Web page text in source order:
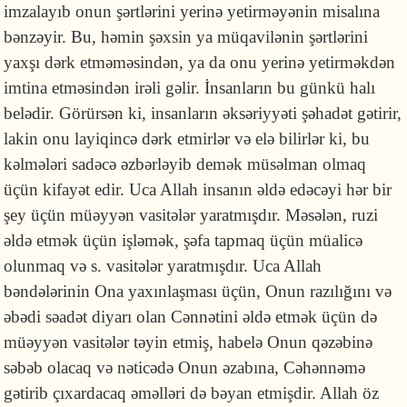
imzalayıb onun şərtlərini yerinə yetirməyənin misalına
bənzəyir. Bu, həmin şəxsin ya müqavilənin şərtlərini
yaxşı dərk etməməsindən, ya da onu yerinə yetirməkdən
imtina etməsindən irəli gəlir. İnsanların bu günkü halı
belədir. Görürsən ki, insanların əksəriyyəti şəhadət gətirir,
lakin onu layiqincə dərk etmirlər və elə bilirlər ki, bu
kəlmələri sadəcə əzbərləyib demək müsəlman olmaq
üçün kifayət edir. Uca Allah insanın əldə edəcəyi hər bir
şey üçün müəyyən vasitələr yaratmışdır. Məsələn, ruzi
əldə etmək üçün işləmək, şəfa tapmaq üçün müalicə
olunmaq və s. vasitələr yaratmışdır. Uca Allah
bəndələrinin Ona yaxınlaşması üçün, Onun razılığını və
əbədi səadət diyarı olan Cənnətini əldə etmək üçün də
müəyyən vasitələr təyin etmiş, habelə Onun qəzəbinə
səbəb olacaq və nəticədə Onun əzabına, Cəhənnəmə
gətirib çıxardacaq əməlləri də bəyan etmişdir. Allah öz